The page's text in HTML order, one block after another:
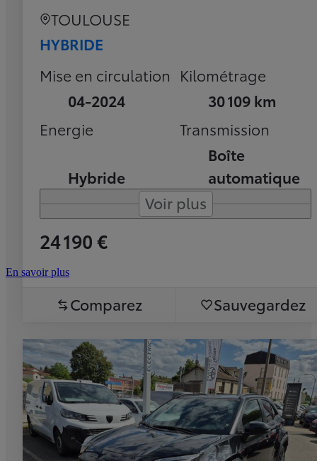
TOULOUSE
HYBRIDE
Mise en circulation
04-2024
Kilométrage
30 109 km
Energie
Hybride
Transmission
Boîte
automatique
Voir plus
24 190 €
En savoir plus
Comparez Sauvegardez